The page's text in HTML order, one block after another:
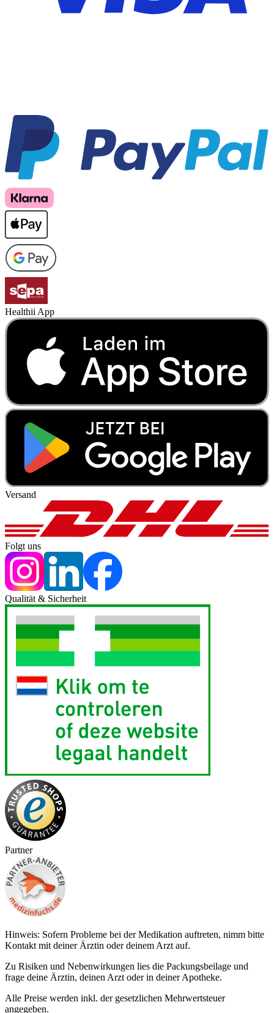
Healthii App
Versand
Folgt uns
Qualität & Sicherheit
Partner
Hinweis: Sofern Probleme bei der Medikation auftreten, nimm bitte
Kontakt mit deiner Ärztin oder deinem Arzt auf.
Zu Risiken und Nebenwirkungen lies die Packungsbeilage und
frage deine Ärztin, deinen Arzt oder in deiner Apotheke.
Alle Preise werden inkl. der gesetzlichen Mehrwertsteuer
angegeben.